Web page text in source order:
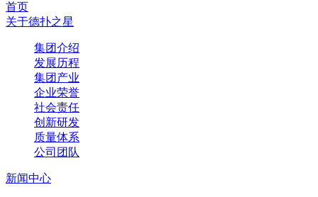
首页
关于德扑之星
集团介绍
发展历程
集团产业
企业荣誉
社会责任
创新研发
质量体系
公司团队
新闻中心